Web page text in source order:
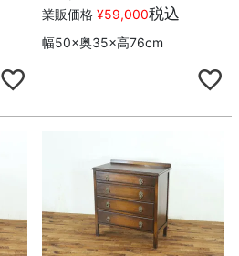
業販価格 ¥59,000税込
幅50×奥35×高76cm